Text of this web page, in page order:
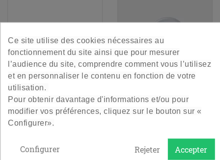
Joint Universel Ø 85 Mm -
Le Pratique
Joint universel Ø 85 mm Le
armature, assurant une...
Prix
3,60 €
Couvercle Twist Off 82
Pasteurisable - Blanc
Pasteurisable Blanc
Prix
4,20 €
Ce site utilise des cookies nécessaires au
fonctionnement du site ainsi que pour mesurer
l’audience du site, comprendre comment vous l’utilisez
et en personnaliser le contenu en fonction de votre
utilisation.
Pour obtenir davantage d'informations et/ou pour
modifier vos préférences, cliquez sur le bouton sur «
Configurer».
Accepter
Rejeter
Configurer